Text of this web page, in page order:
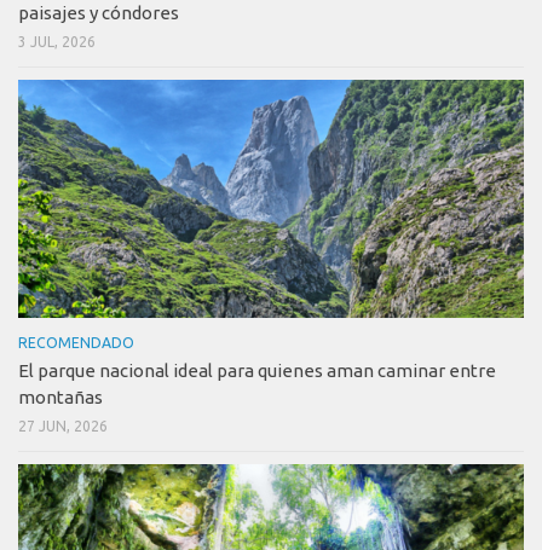
paisajes y cóndores
3 JUL, 2026
RECOMENDADO
El parque nacional ideal para quienes aman caminar entre
montañas
27 JUN, 2026